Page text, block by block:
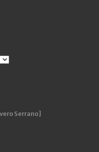
Serrano]